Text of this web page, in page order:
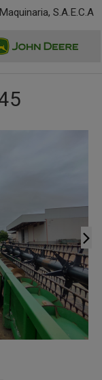
S.A.E.C.A